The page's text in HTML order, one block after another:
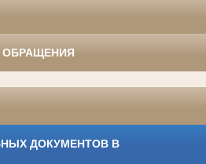
ОБРАЩЕНИЯ
ДОКУМЕНТОВ В